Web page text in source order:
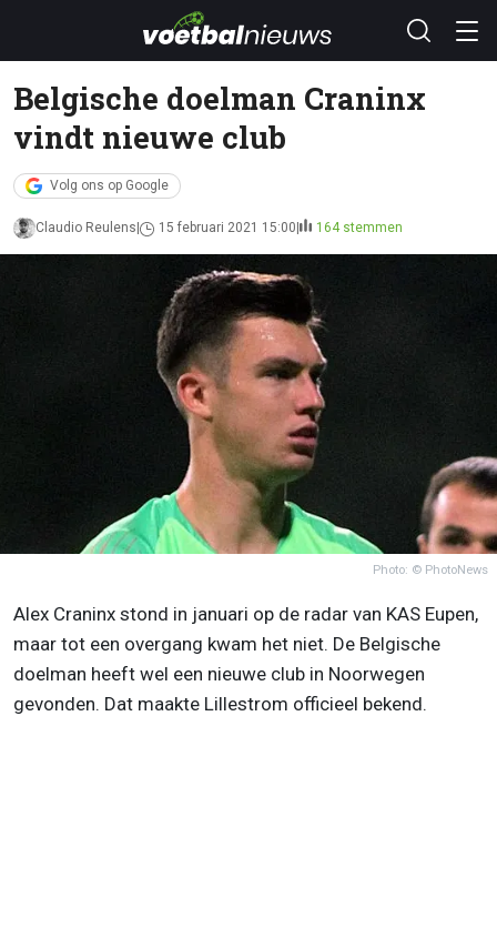
Belgische doelman Craninx
vindt nieuwe club
Volg ons op Google
Claudio Reulens 15 februari 2021 15:00 164 stemmen
Photo: © PhotoNews
Alex Craninx stond in januari op de radar van KAS Eupen,
maar tot een overgang kwam het niet. De Belgische
doelman heeft wel een nieuwe club in Noorwegen
gevonden. Dat maakte Lillestrom officieel bekend.